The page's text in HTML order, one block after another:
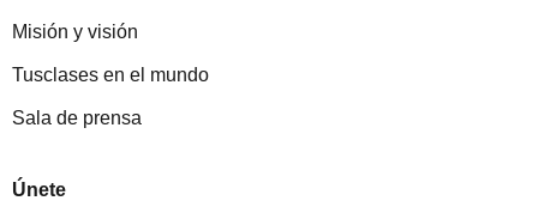
Misión y visión
Tusclases en el mundo
Sala de prensa
Únete